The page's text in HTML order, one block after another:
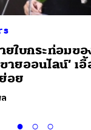
ใบกระท่อมขอ
ายออนไลน์’ เ
อย